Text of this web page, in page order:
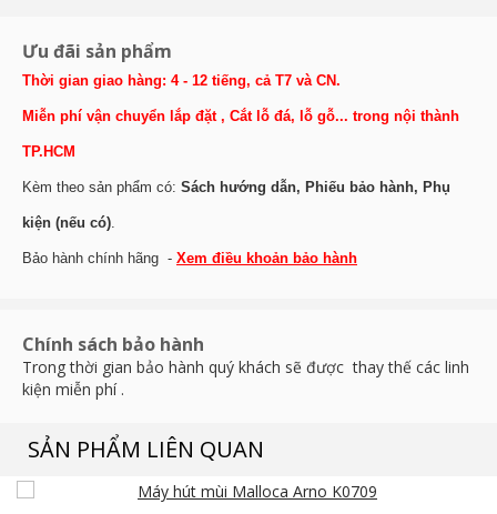
Ưu đãi sản phẩm
Thời gian giao hàng: 4 - 12 tiếng, cả T7 và CN.
Miễn phí vận chuyển lắp đặt , Cắt lỗ đá, lỗ gỗ... trong nội thành
TP.HCM
Kèm theo sản phẩm có: Sách hướng dẫn, Phiếu bảo hành, Phụ
kiện (nếu có).
Bảo hành chính hãng - Xem điều khoản bảo hành
Chính sách bảo hành
Trong thời gian bảo hành quý khách sẽ được thay thế các linh
kiện miễn phí .
SẢN PHẨM LIÊN QUAN